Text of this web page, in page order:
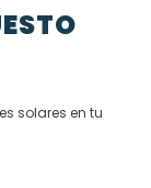
solares en tu